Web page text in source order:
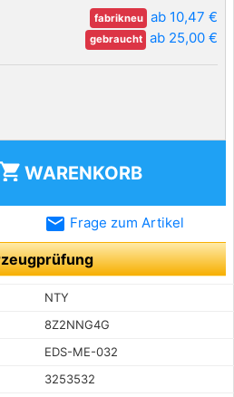
fabrikneu ab 10,47 €
gebraucht ab 25,00 €
shopping_cart WARENKORB
email Frage zum Artikel
NTY
8Z2NNG4G
EDS-ME-032
3253532